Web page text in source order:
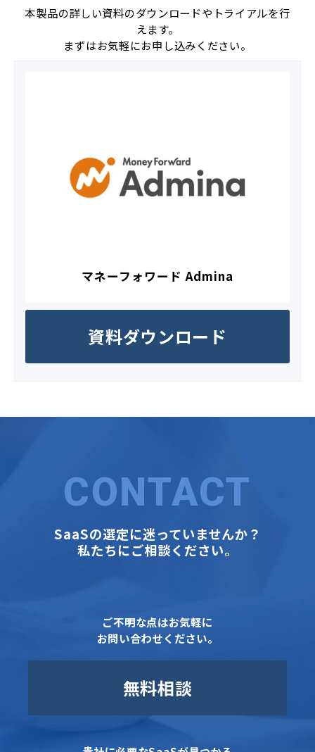
本製品の詳しい資料のダウンロードやトライアルを行
えます。
まずはお気軽にお申し込みください。
マネーフォワード Admina
資料ダウンロード
CONTACT
SaaSの選定に迷っていませんか？
私たちにご相談ください。
ご不明な点はお気軽に
お問い合わせください。
無料相談